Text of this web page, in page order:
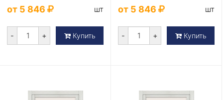
от 5 846 шт
- + Купить
от 5 846 шт
- + Купить